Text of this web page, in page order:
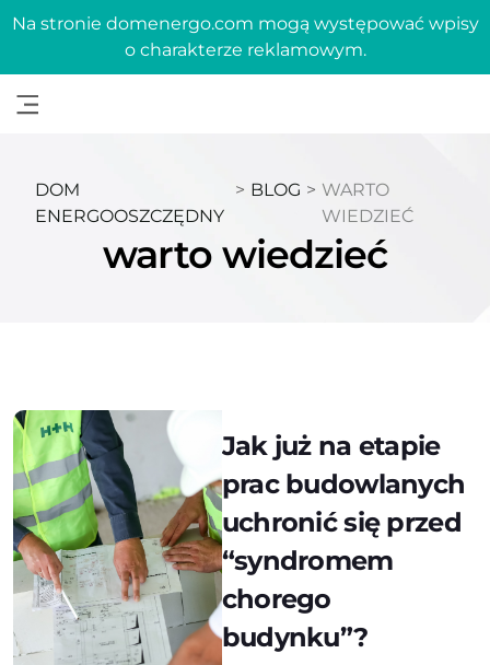
Na stronie domenergo.com mogą występować wpisy
o charakterze reklamowym.
DOM
ENERGOOSZCZĘDNY
> BLOG > WARTO
WIEDZIEĆ
warto wiedzieć
Jak już na etapie
prac budowlanych
uchronić się przed
“syndromem
chorego
budynku”?